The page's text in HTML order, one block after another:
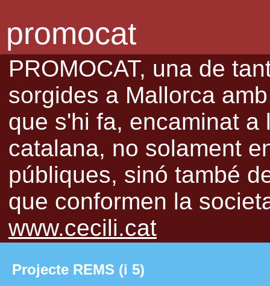
promocat
PROMOCAT, una de
sorgides a Mallorca
que s'hi fa, encaminat
catalana, no solament
públiques, sinó també
que conformen la
www.cecili.cat
Projecte REMS (i 5)